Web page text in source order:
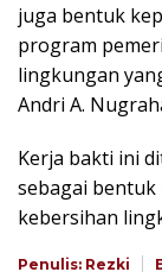
juga bentuk
program
lingkungan
Andri A.
Kerja bakti ini
sebagai
kebersihan
Penulis: Rezki